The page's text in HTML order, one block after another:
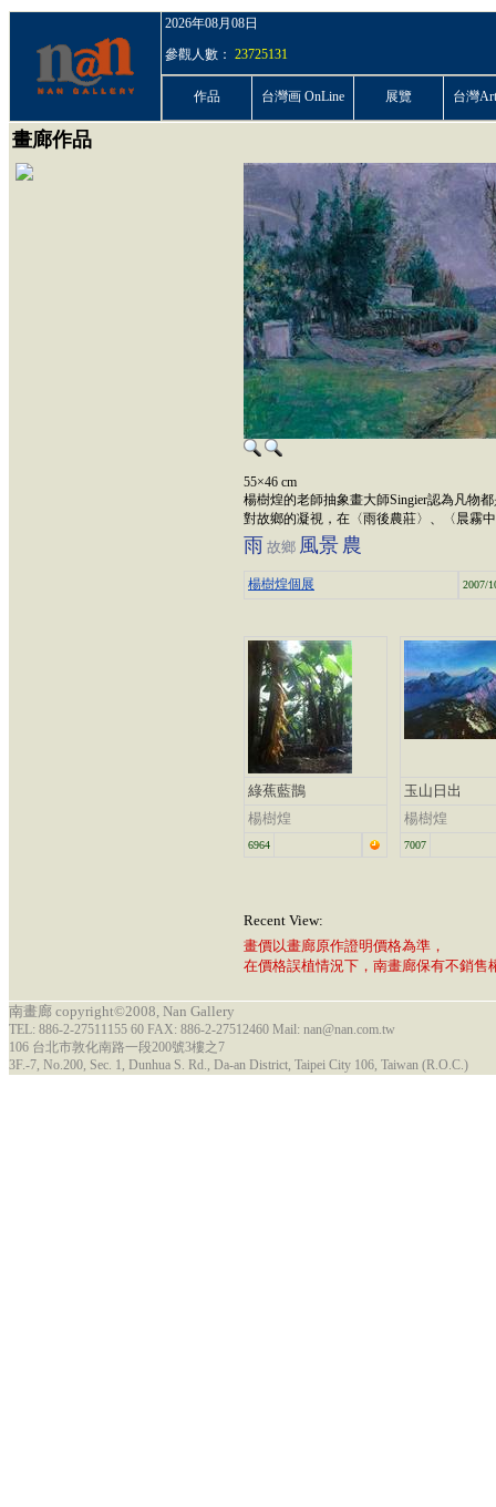
2026年08月08日
參觀人數： 23725131
作品 台灣画 OnLine 展覽 台灣
畫廊作品
55×46 cm
楊樹煌的老師抽象畫大師Singier認為凡物
對故鄉的凝視，在〈雨後農莊〉、〈晨霧
雨 故鄉 風景 農
楊樹煌個展 2007/
綠蕉藍鵲
楊樹煌
6964
玉山日出
楊樹煌
7007
Recent View:
畫價以畫廊原作證明價格為準，
在價格誤植情況下，南畫廊保有不銷售
南畫廊 copyright©2008, Nan Gallery
TEL: 886-2-27511155 60 FAX: 886-2-27512460 Mail: nan@nan.com.tw
106 台北市敦化南路一段200號3樓之7
3F.-7, No.200, Sec. 1, Dunhua S. Rd., Da-an District, Taipei City 106, Taiwan (R.O.C.)